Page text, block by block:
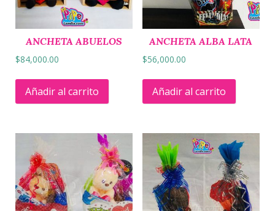
ANCHETA ABUELOS
$84,000.00
Añadir al carrito
ANCHETA ALBA LATA
$56,000.00
Añadir al carrito